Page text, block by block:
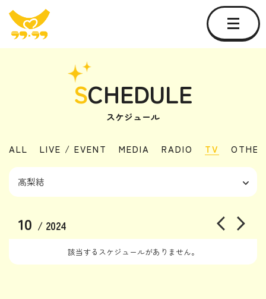
SCHEDULE
スケジュール
ALL LIVE / EVENT MEDIA RADIO TV OTHER
10 / 2024
該当するスケジュールがありません。